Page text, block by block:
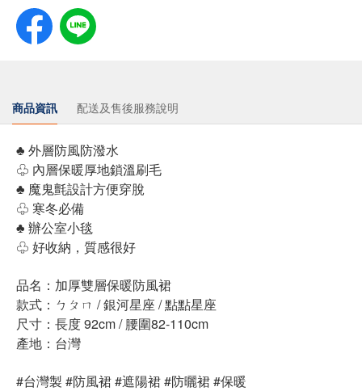
商品資訊 配送及售後服務說明
♣ 外層防風防潑水
♧ 內層保暖厚地鎖溫刷毛
♣ 魔鬼氈設計方便穿脫
♧ 寒冬必備
♣ 辦公室小毯
♧ 好收納，質感很好
品名：加厚雙層保暖防風裙
款式：ㄅㄆㄇ / 銀河星座 / 點點星座
尺寸：長度 92cm / 腰圍82-110cm
產地：台灣
#台灣製 #防風裙 #遮陽裙 #防曬裙 #保暖